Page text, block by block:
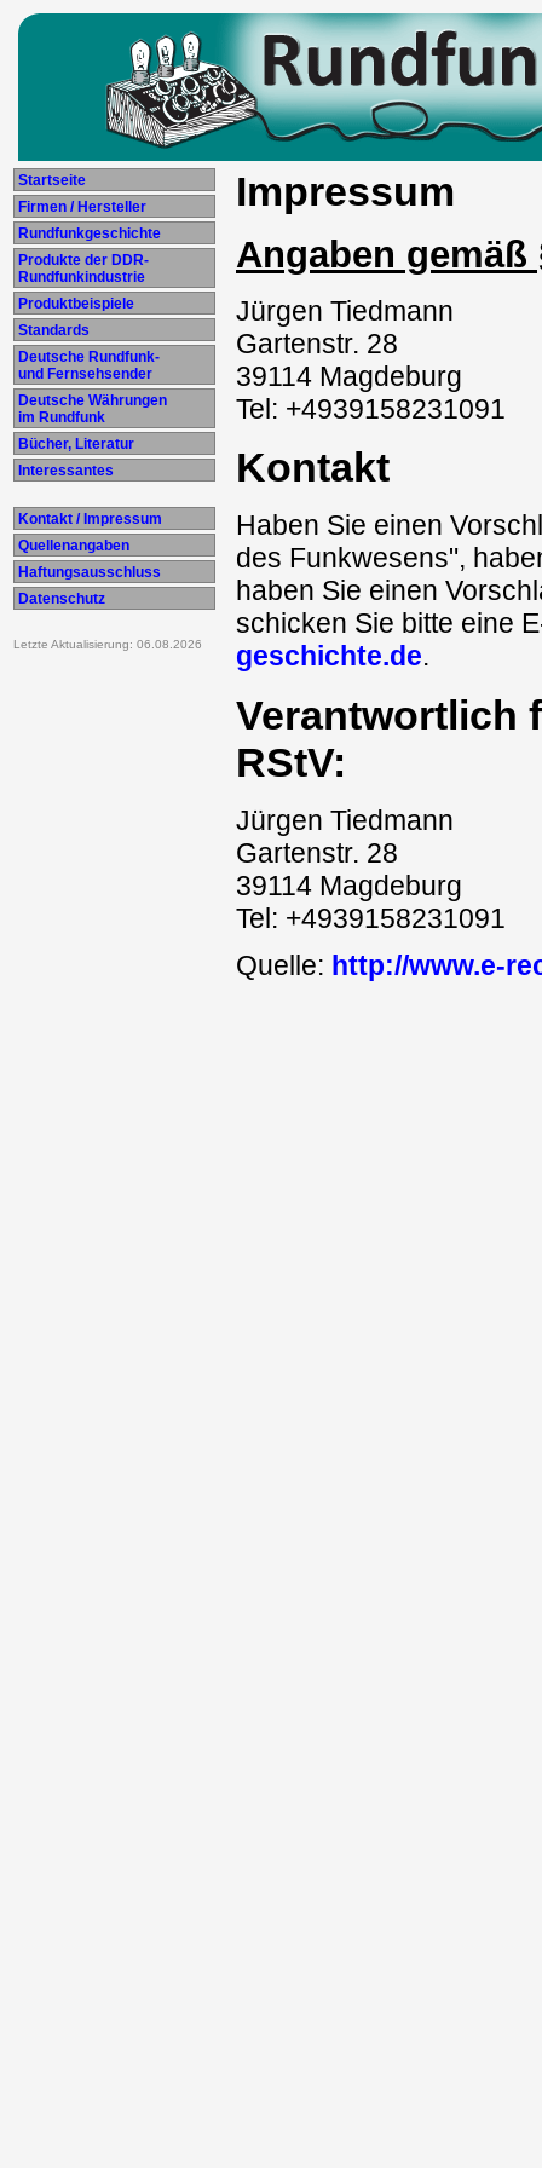
Startseite
Firmen / Hersteller
Rundfunkgeschichte
Produkte der DDR-
Rundfunkindustrie
Produktbeispiele
Standards
Deutsche Rundfunk-
und Fernsehsender
Deutsche Währungen
im Rundfunk
Bücher, Literatur
Interessantes
Kontakt / Impressum
Quellenangaben
Haftungsausschluss
Datenschutz
Letzte Aktualisierung: 06.08.2026
Impressum
Angaben gemäß
Jürgen Tiedmann
Gartenstr. 28
39114 Magdeburg
Tel: +4939158231091
Kontakt
Haben Sie einen
des Funkwesens",
haben Sie einen
schicken Sie bitte eine
geschichte.de.
Verantwortlich
RStV:
Jürgen Tiedmann
Gartenstr. 28
39114 Magdeburg
Tel: +4939158231091
Quelle: http://www.e-